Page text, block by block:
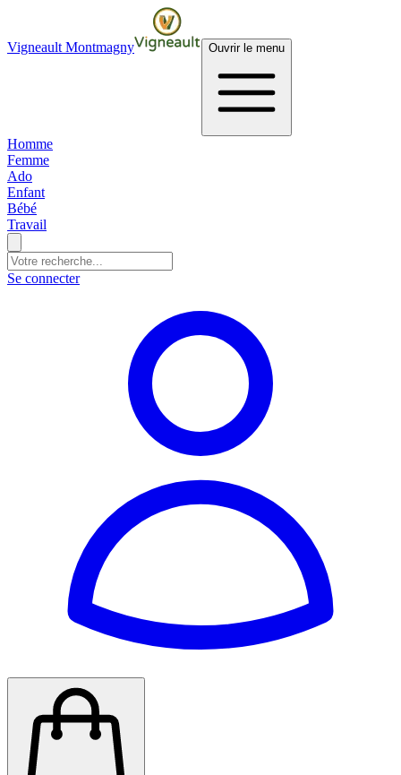
Vigneault Montmagny Ouvrir le menu
Homme
Femme
Ado
Enfant
Bébé
Travail
Se connecter